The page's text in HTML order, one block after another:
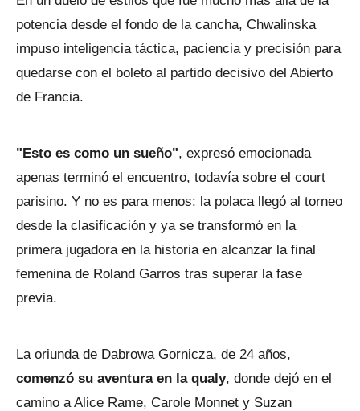
potencia desde el fondo de la cancha, Chwalinska
impuso inteligencia táctica, paciencia y precisión para
quedarse con el boleto al partido decisivo del Abierto
de Francia.
"Esto es como un sueño", expresó emocionada
apenas terminó el encuentro, todavía sobre el court
parisino. Y no es para menos: la polaca llegó al torneo
desde la clasificación y ya se transformó en la
primera jugadora en la historia en alcanzar la final
femenina de Roland Garros tras superar la fase
previa.
La oriunda de Dabrowa Gornicza, de 24 años,
comenzó su aventura en la qualy, donde dejó en el
camino a Alice Rame, Carole Monnet y Suzan